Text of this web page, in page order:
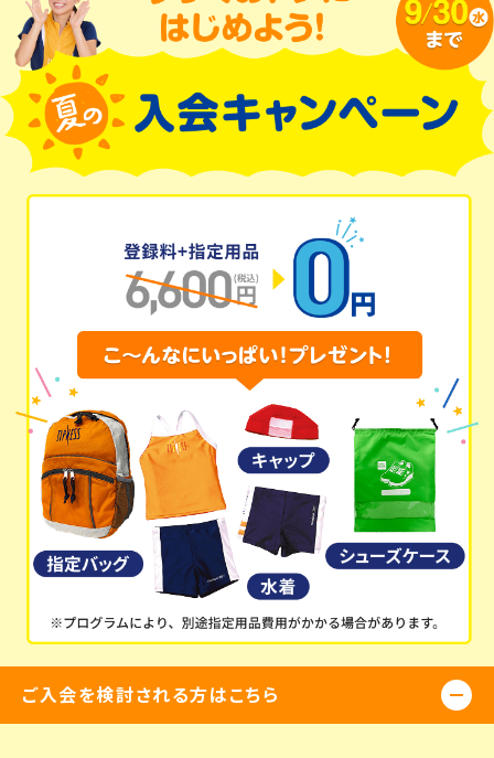
ご入会を検討される方はこちら